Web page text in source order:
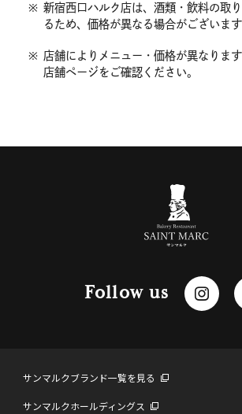
※ 新宿西口ハルク店は、酒類・飲料の取
るため、価格が異なる場合がございます
※ 店舗によりメニュー・価格が異なりま
店舗ページをご確認ください。
Follow us
サンマルクブランド一覧を見る
サンマルクホールディングス